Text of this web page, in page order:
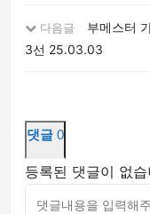
다음글
부메스터
3선 25.03.03
댓글 0
등록된 댓글이 없습